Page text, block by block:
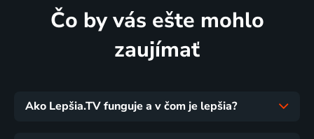
Čo by vás ešte mohlo
zaujímať
Ako Lepšia.TV funguje a v čom je lepšia?